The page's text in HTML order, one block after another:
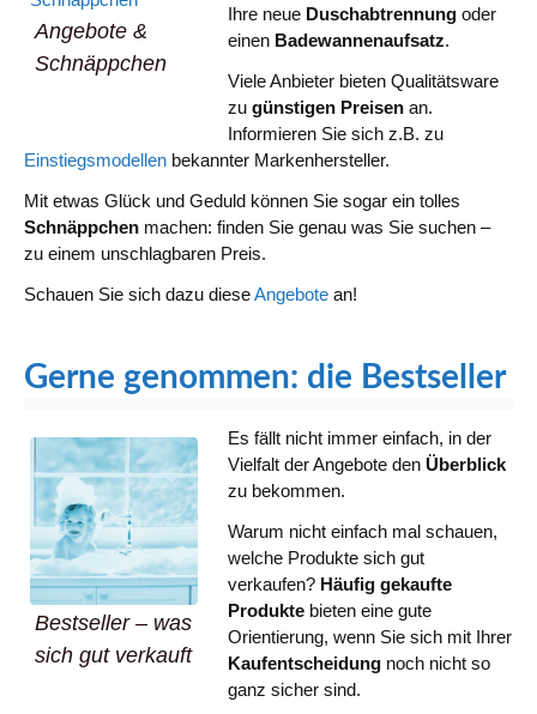
Angebote &
Schnäppchen
Ihre neue Duschabtrennung oder
einen Badewannenaufsatz.
Viele Anbieter bieten Qualitätsware
zu günstigen Preisen an.
Informieren Sie sich z.B. zu
Einstiegsmodellen bekannter Markenhersteller.
Mit etwas Glück und Geduld können Sie sogar ein tolles
Schnäppchen machen: finden Sie genau was Sie suchen –
zu einem unschlagbaren Preis.
Schauen Sie sich dazu dieseAngebote an!
Gerne genommen: die Bestseller
Bestseller – was
sich gut verkauft
Es fällt nicht immer einfach, in der
Vielfalt der Angebote den Überblick
zu bekommen.
Warum nicht einfach mal schauen,
welche Produkte sich gut
verkaufen? Häufig gekaufte
Produkte bieten eine gute
Orientierung, wenn Sie sich mit Ihrer
Kaufentscheidung noch nicht so
ganz sicher sind.